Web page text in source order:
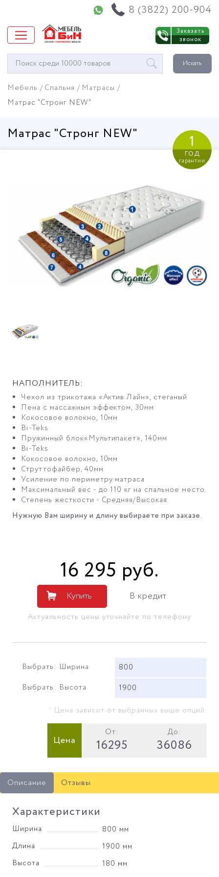
8 (3822) 200-904
Заказать
звонок
Окно
поиска
Искать
Мебель Спальня
Матрасы
Матрас "Стронг NEW"
Матрас "Стронг NEW" 1
год
гарантии
НАПОЛНИТЕЛЬ:
Чехол из трикотажа «Актив Лайн», стеганый
Пена с массажным эффектом, 30мм
Кокосовое волокно, 10мм
Bi-Teks
Пружинный блок«Мультипакет», 140мм
Bi-Teks
Кокосовое волокно, 10мм
Струттофайбер, 40мм
Усиление по периметру матраса
Максимальный вес - до 110 кг на спальное место.
Степень жесткости - Средняя/Высокая.
Нужную Вам ширину и длину выбираете при заказе.
16 295 руб.
Купить В кредит
Актуальность цены уточняйте по телефону
Выбрать: Ширина
800
Выбрать: Высота
1900
* Цена зависит от выбранных выше опций.
Цена
От:
16295
До:
36086
Описание Отзывы
Характеристики
Ширина
800 мм
Длина
1900 мм
Высота
180 мм